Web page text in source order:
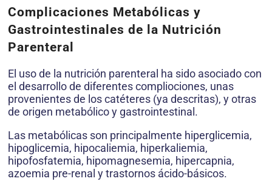
Complicaciones Metabólicas y
Gastrointestinales de la Nutrición
Parenteral
El uso de la nutrición parenteral ha sido asociado con
el desarrollo de diferentes compliociones, unas
provenientes de los catéteres (ya descritas), y otras
de origen metabólico y gastrointestinal.
Las metabólicas son principalmente hiperglicemia,
hipoglicemia, hipocaliemia, hiperkaliemia,
hipofosfatemia, hipomagnesemia, hipercapnia,
azoemia pre-renal y trastornos ácido-básicos.